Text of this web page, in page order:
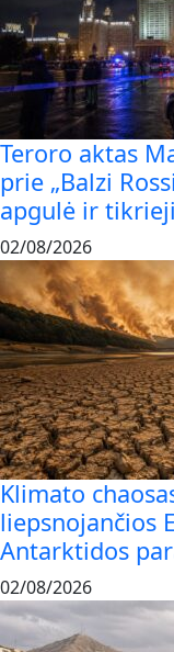
Teroro aktas
prie „Balzi
apgulė ir
02/08/2026
Klimato
liepsnojančios
Antarktidos
02/08/2026